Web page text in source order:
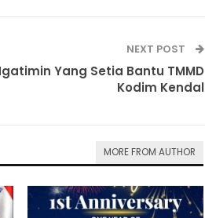
NEXT POST
Yang Setia Bantu TMMD
Kodim Kendal
MORE FROM AUTHOR